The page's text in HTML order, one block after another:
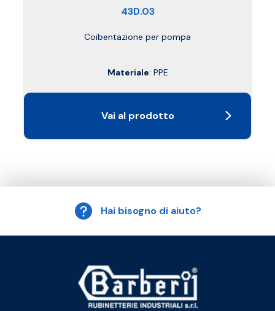
43D.03
Coibentazione per pompa
Materiale: PPE
Vai al prodotto
Hai bisogno di aiuto?